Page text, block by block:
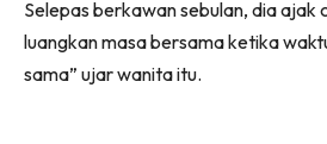
Selepas berkawan sebulan, dia ajak
luangkan masa bersama ketika
sama” ujar wanita itu.